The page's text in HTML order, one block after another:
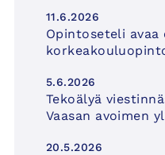
11.6.2026
Opintoseteli avaa
5.6.2026
Tekoälyä
Vaasan avoimen
20.5.2026